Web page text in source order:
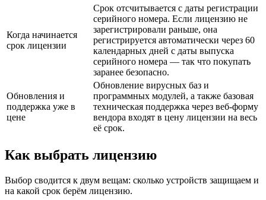
Когда начинается
срок лицензии
Срок отсчитывается с даты регистрации
серийного номера. Если лицензию не
зарегистрировали раньше, она
регистрируется автоматически через 60
календарных дней с даты выпуска
серийного номера — так что покупать
заранее безопасно.
Обновления и
поддержка уже в
цене
Обновление вирусных баз и
программных модулей, а также базовая
техническая поддержка через веб-форму
вендора входят в цену лицензии на весь
её срок.
Как выбрать лицензию
Выбор сводится к двум вещам: сколько устройств защищаем и
на какой срок берём лицензию.